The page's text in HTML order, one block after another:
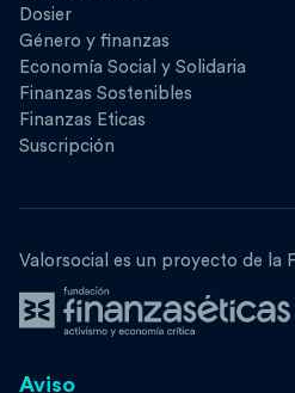
Dosier
Género y finanzas
Economía Social y Solidaria
Finanzas Sostenibles
Finanzas Eticas
Suscripción
Valorsocial es un proyecto de la
Síguenos
Aviso